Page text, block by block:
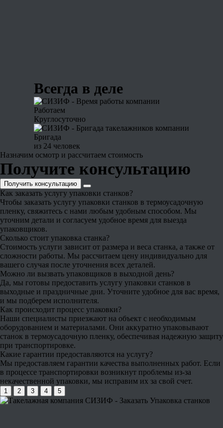
Всегда в деле
Работаем
Круглосуточно
Бригада
из 24 человек
Назначим осмотр и рассчитаем стоимость
Получите консультацию
Получить консультацию
Как заказать услугу упаковки станков?
Чтобы заказать услугу упаковки станков в термоусадочную
пленку, свяжитесь с нами любым удобным способом. Мы
уточним детали и согласуем удобное время для выезда
упаковщиков.
Сколько стоит упаковка станка?
Стоимость услуги зависит от размера и веса станка, а также от
сложности работы. Мы рассчитаем цену индивидуально для
вашего случая после уточнения всех деталей.
Можно ли вызвать упаковщиков в выходной день?
Да, мы готовы предоставить услугу упаковки станков в
выходные и праздничные дни. Уточните удобное для вас время,
и мы подберем исполнителя.
Как происходит процесс упаковки?
Наши специалисты приезжают на объект с необходимым
оборудованием и материалами. Они аккуратно упаковывают
станок в термоусадочную пленку, обеспечивая надежную защиту
при транспортировке.
Какие гарантии предоставляются на услугу?
Мы предоставляем гарантии качества выполненных работ. Если
в процессе транспортировки возникнут проблемы из-за
некачественной упаковки, мы исправим их за свой счет.
1 2 3 4 5